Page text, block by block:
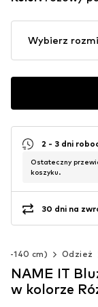
Wybierz
2 - 3 dni
Ostateczny
koszyku.
30 dni na
140 cm) Odzież
NAME IT
w kolorze